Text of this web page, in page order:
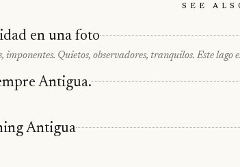
See
en una foto
imponentes. Quietos, observadores, tranquilos. Este lago
Antigua.
Antigua